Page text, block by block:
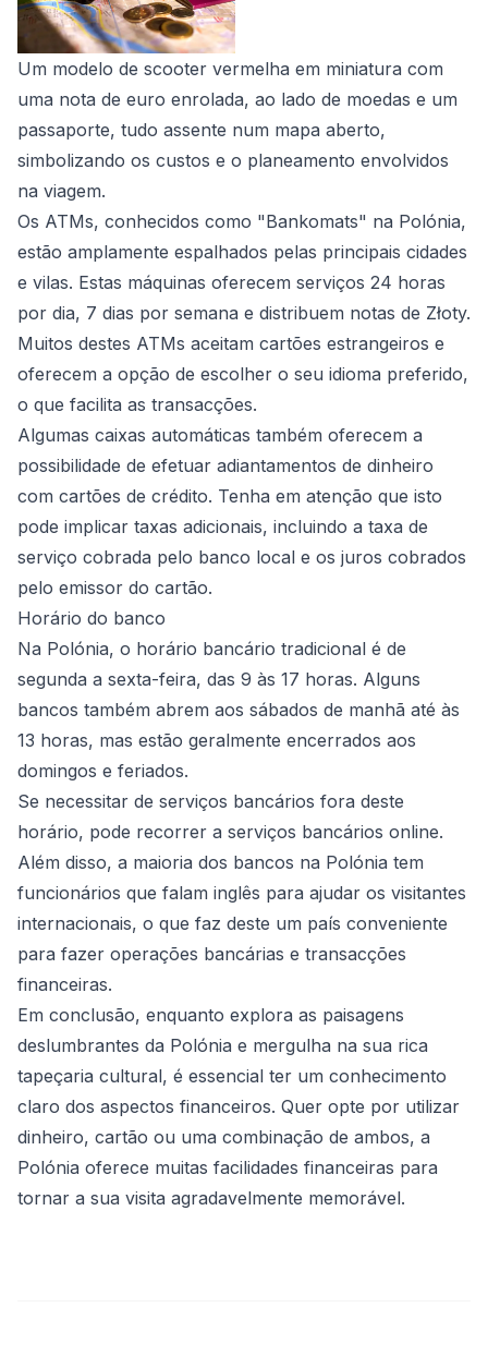
Um modelo de scooter vermelha em miniatura com
uma nota de euro enrolada, ao lado de moedas e um
passaporte, tudo assente num mapa aberto,
simbolizando os custos e o planeamento envolvidos
na viagem.
Os ATMs, conhecidos como "Bankomats" na Polónia,
estão amplamente espalhados pelas principais cidades
e vilas. Estas máquinas oferecem serviços 24 horas
por dia, 7 dias por semana e distribuem notas de Złoty.
Muitos destes ATMs aceitam cartões estrangeiros e
oferecem a opção de escolher o seu idioma preferido,
o que facilita as transacções.
Algumas caixas automáticas também oferecem a
possibilidade de efetuar adiantamentos de dinheiro
com cartões de crédito. Tenha em atenção que isto
pode implicar taxas adicionais, incluindo a taxa de
serviço cobrada pelo banco local e os juros cobrados
pelo emissor do cartão.
Horário do banco
Na Polónia, o horário bancário tradicional é de
segunda a sexta-feira, das 9 às 17 horas. Alguns
bancos também abrem aos sábados de manhã até às
13 horas, mas estão geralmente encerrados aos
domingos e feriados.
Se necessitar de serviços bancários fora deste
horário, pode recorrer a serviços bancários online.
Além disso, a maioria dos bancos na Polónia tem
funcionários que falam inglês para ajudar os visitantes
internacionais, o que faz deste um país conveniente
para fazer operações bancárias e transacções
financeiras.
Em conclusão, enquanto explora as paisagens
deslumbrantes da Polónia e mergulha na sua rica
tapeçaria cultural, é essencial ter um conhecimento
claro dos aspectos financeiros. Quer opte por utilizar
dinheiro, cartão ou uma combinação de ambos, a
Polónia oferece muitas facilidades financeiras para
tornar a sua visita agradavelmente memorável.